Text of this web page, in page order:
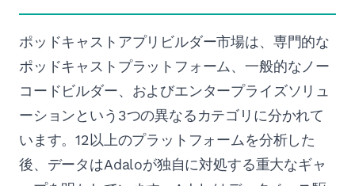
ポッドキャストアプリビルダー市場は、専門的な
ポッドキャストプラットフォーム、一般的なノー
コードビルダー、およびエンタープライズソリュ
ーションという3つの異なるカテゴリに分かれて
います。12以上のプラットフォームを分析した
後、データはAdaloが独自に対処する重大なギャ